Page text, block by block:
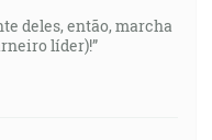
deles, então, marcha
líder)!”